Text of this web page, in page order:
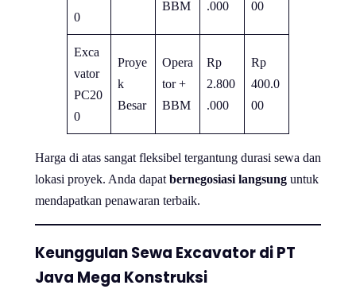
0
BBM .000 00
Exca
vator
PC20
0
Proye
k
Besar
Opera
tor +
BBM
Rp
2.800
.000
Rp
400.0
00
Harga di atas sangat fleksibel tergantung durasi sewa dan
lokasi proyek. Anda dapat bernegosiasi langsung untuk
mendapatkan penawaran terbaik.
Keunggulan Sewa Excavator di PT
Java Mega Konstruksi